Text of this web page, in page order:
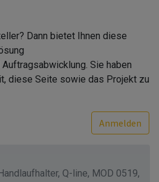
Dann bietet Ihnen diese
Sie haben
diese Seite sowie das Projekt zu
Anmelden
Q-line, MOD 0519,